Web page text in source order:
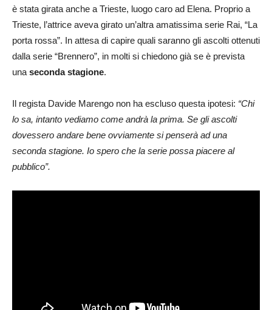
è stata girata anche a Trieste, luogo caro ad Elena. Proprio a
Trieste, l’attrice aveva girato un’altra amatissima serie Rai, “La
porta rossa”. In attesa di capire quali saranno gli ascolti ottenuti
dalla serie “Brennero”, in molti si chiedono già se è prevista
una seconda stagione.
Il regista Davide Marengo non ha escluso questa ipotesi: “Chi
lo sa, intanto vediamo come andrà la prima. Se gli ascolti
dovessero andare bene ovviamente si penserà ad una
seconda stagione. Io spero che la serie possa piacere al
pubblico”.